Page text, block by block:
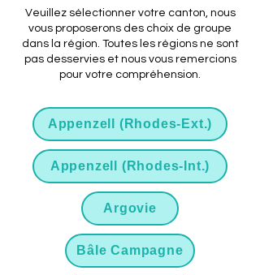
Veuillez sélectionner votre canton, nous
vous proposerons des choix de groupe
dans la région. Toutes les régions ne sont
pas desservies et nous vous remercions
pour votre compréhension.
Appenzell (Rhodes-Ext.)
Appenzell (Rhodes-Int.)
Argovie
Bâle Campagne